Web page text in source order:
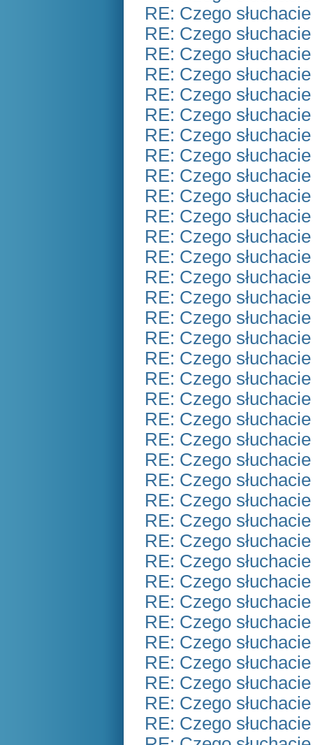
RE: Czego
RE: Czego
RE: Czego
RE: Czego
RE: Czego
RE: Czego
RE: Czego
RE: Czego
RE: Czego
RE: Czego
RE: Czego
RE: Czego
RE: Czego
RE: Czego
RE: Czego
RE: Czego
RE: Czego
RE: Czego
RE: Czego
RE: Czego
RE: Czego
RE: Czego
RE: Czego
RE: Czego
RE: Czego
RE: Czego
RE: Czego
RE: Czego
RE: Czego
RE: Czego
RE: Czego
RE: Czego
RE: Czego
RE: Czego
RE: Czego
RE: Czego